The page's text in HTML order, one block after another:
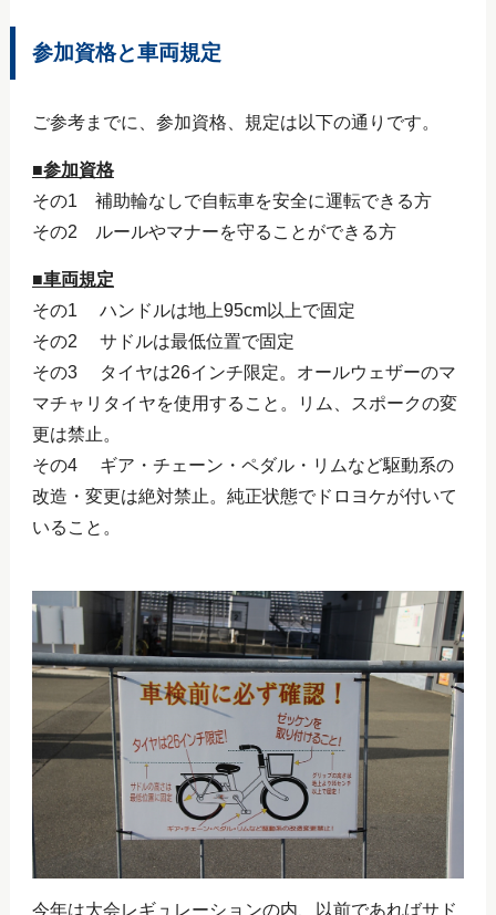
参加資格と車両規定
ご参考までに、参加資格、規定は以下の通りです。
■参加資格
その1 補助輪なしで自転車を安全に運転できる方
その2 ルールやマナーを守ることができる方
■車両規定
その1 ハンドルは地上95cm以上で固定
その2 サドルは最低位置で固定
その3 タイヤは26インチ限定。オールウェザーのマ
マチャリタイヤを使用すること。リム、スポークの変
更は禁止。
その4 ギア・チェーン・ペダル・リムなど駆動系の
改造・変更は絶対禁止。純正状態でドロヨケが付いて
いること。
今年は大会レギュレーションの内、以前であればサド